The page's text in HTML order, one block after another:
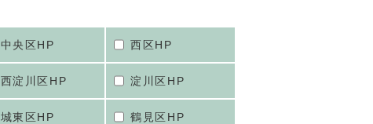
中央区HP 西区HP
西淀川区HP 淀川区HP
城東区HP 鶴見区HP